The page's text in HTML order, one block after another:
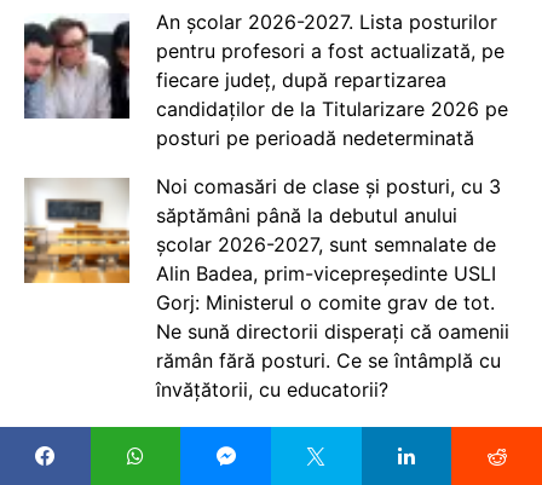
An școlar 2026-2027. Lista posturilor
pentru profesori a fost actualizată, pe
fiecare județ, după repartizarea
candidaților de la Titularizare 2026 pe
posturi pe perioadă nedeterminată
Noi comasări de clase și posturi, cu 3
săptămâni până la debutul anului
școlar 2026-2027, sunt semnalate de
Alin Badea, prim-vicepreședinte USLI
Gorj: Ministerul o comite grav de tot.
Ne sună directorii disperați că oamenii
rămân fără posturi. Ce se întâmplă cu
învățătorii, cu educatorii?
Titularizare 2026: Nu prea sunt mari